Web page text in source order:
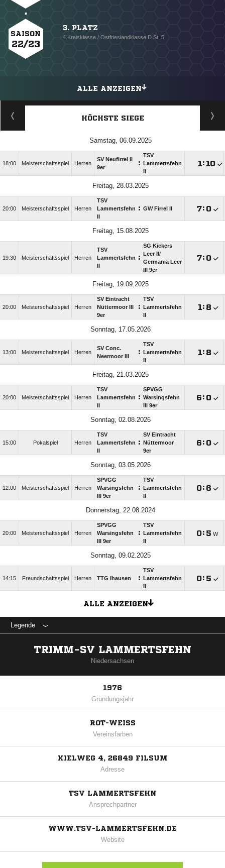
SAISON
22/23
3. PLATZ
4.Kreisklasse / Ostfrieslandklasse D St. 5
ALLE ANZEIGEN
HÖCHSTE SIEGE
Samstag, 06.09.2025
18:00 Meisterschaftsspiel Herren
SV Neufirrel II
9er
:
TSV
Lammertsfehn
:
Freitag, 28.03.2025
20:00 Meisterschaftsspiel Herren
TSV
Lammertsfehn : GW Firrel II : 
Freitag, 15.08.2025
19:30 Meisterschaftsspiel Herren
TSV
Lammertsfehn :
SG Kickers
Leer II/​
Germania Leer
III 9er
: 
Freitag, 19.09.2025
20:00 Meisterschaftsspiel Herren
SV Eintracht
Nüttermoor III
9er
:
TSV
Lammertsfehn
: 
Sonntag, 17.05.2026
13:00 Meisterschaftsspiel Herren
SV Conc.
Neermoor III
:
TSV
Lammertsfehn
: 
Freitag, 21.03.2025
20:00 Meisterschaftsspiel Herren
TSV
Lammertsfehn :
SPVGG
Warsingsfehn
III 9er
: 
Sonntag, 02.08.2026
15:00 Pokalspiel Herren
TSV
Lammertsfehn :
SV Eintracht
Nüttermoor
9er
: 
Sonntag, 03.05.2026
12:00 Meisterschaftsspiel Herren
SPVGG
Warsingsfehn
III 9er
:
TSV
Lammertsfehn
: 
Donnerstag, 22.08.2024
20:00 Meisterschaftsspiel Herren
SPVGG
Warsingsfehn
III 9er
:
TSV
Lammertsfehn
:  W
Sonntag, 09.02.2025
14:15 Freundschaftsspiel Herren TTG Ihausen :
TSV
Lammertsfehn
: 
ALLE ANZEIGEN
Legende
TRIMM-SV LAMMERTSFEHN
Niedersachsen
1976
Gründungsjahr
ROT-WEISS
Vereinsfarben
KIELWEG 4, 26849 FILSUM
Adresse
TSV LAMMERTSFEHN
Ansprechpartner
WWW.TSV-LAMMERTSFEHN.DE
Website